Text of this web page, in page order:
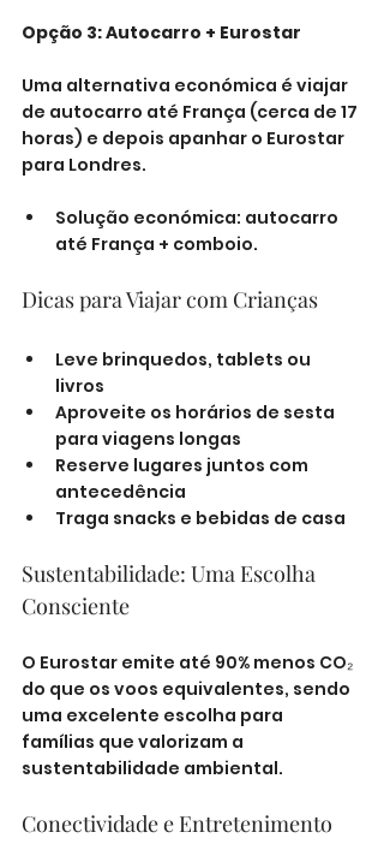
Opção 3: Autocarro + Eurostar
Uma alternativa económica é viajar
de autocarro até França (cerca de 17
horas) e depois apanhar o Eurostar
para Londres.
Solução económica: autocarro
até França + comboio.
Dicas para Viajar com Crianças
Leve brinquedos, tablets ou
livros
Aproveite os horários de sesta
para viagens longas
Reserve lugares juntos com
antecedência
Traga snacks e bebidas de casa
Sustentabilidade: Uma Escolha
Consciente
O Eurostar emite até 90% menos CO₂
do que os voos equivalentes, sendo
uma excelente escolha para
famílias que valorizam a
sustentabilidade ambiental.
Conectividade e Entretenimento